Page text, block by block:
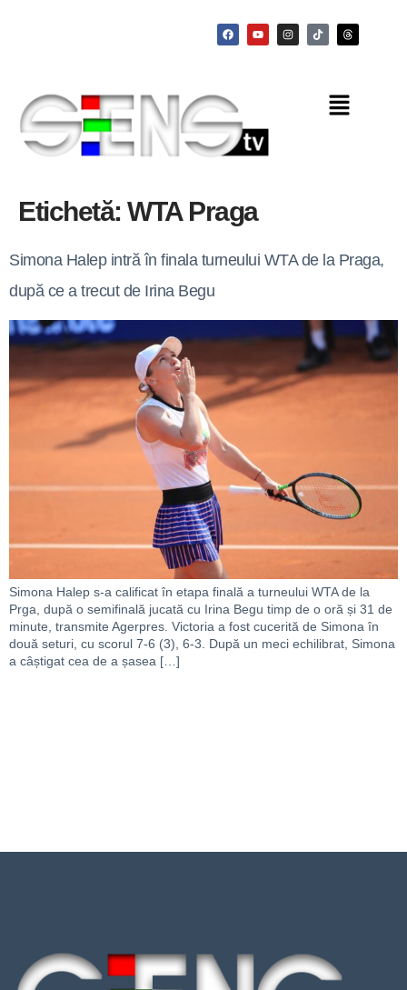
Etichetă: WTA Praga
Simona Halep intră în finala turneului WTA de la Praga,
după ce a trecut de Irina Begu
Simona Halep s-a calificat în etapa finală a turneului WTA de la
Prga, după o semifinală jucată cu Irina Begu timp de o oră și 31 de
minute, transmite Agerpres. Victoria a fost cucerită de Simona în
două seturi, cu scorul 7-6 (3), 6-3. După un meci echilibrat, Simona
a câștigat cea de a șasea […]